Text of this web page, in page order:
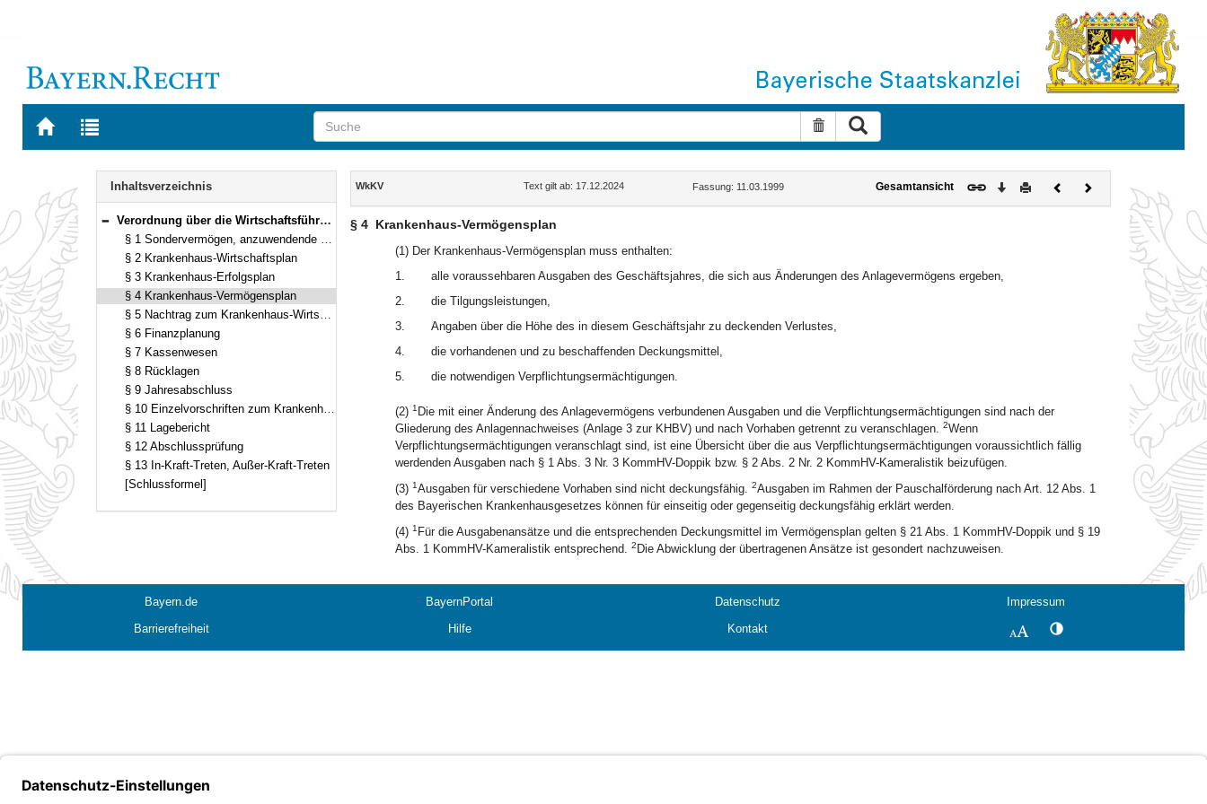
Zur
BAYERN.RECHT
Zur
letzten
Suche zurücksetzen
Navigation
Inhaltsverzeichnis
Bereich reduzieren
Verordnung über die Wirtschaftsführung der kommunalen Krankenhäuser (WkKV) Vom 11. März 1999 (GVBl. S. 132) BayRS 2023-8-I (§§ 1–13)
§ 1 Sondervermögen, anzuwendende Vorschriften
§ 2 Krankenhaus-Wirtschaftsplan
§ 3 Krankenhaus-Erfolgsplan
§ 4 Krankenhaus-Vermögensplan
§ 5 Nachtrag zum Krankenhaus-Wirtschaftsplan
§ 6 Finanzplanung
§ 7 Kassenwesen
§ 8 Rücklagen
§ 9 Jahresabschluss
§ 10 Einzelvorschriften zum Krankenhaus-Jahresabschluss
§ 11 Lagebericht
§ 12 Abschlussprüfung
§ 13 In-Kraft-Treten, Außer-Kraft-Treten
[Schlussformel]
Inhalt
WkKV Text gilt ab: 17.12.2024 Fassung: 11.03.1999 Gesamtansicht Download
DruckenVorherigesNächstes
Dokument
§ 4 Krankenhaus-Vermögensplan
(1) Der Krankenhaus-Vermögensplan muss enthalten:
1.
alle voraussehbaren Ausgaben des Geschäftsjahres, die sich aus Änderungen des Anlagevermögens ergeben,
2.
die Tilgungsleistungen,
3.
Angaben über die Höhe des in diesem Geschäftsjahr zu deckenden Verlustes,
4.
die vorhandenen und zu beschaffenden Deckungsmittel,
5.
die notwendigen Verpflichtungsermächtigungen.
(2) 1 Die mit einer Änderung des Anlagevermögens verbundenen Ausgaben und die Verpflichtungsermächtigungen sind nach der
Gliederung des Anlagennachweises (Anlage 3 zur KHBV) und nach Vorhaben getrennt zu veranschlagen. 2Wenn
Verpflichtungsermächtigungen veranschlagt sind, ist eine Übersicht über die aus Verpflichtungsermächtigungen voraussichtlich fällig
werdenden Ausgaben nach § 1 Abs. 3 Nr. 3 KommHV-Doppik bzw. § 2 Abs. 2 Nr. 2 KommHV-Kameralistik beizufügen.
(3) 1Ausgaben für verschiedene Vorhaben sind nicht deckungsfähig. 2Ausgaben im Rahmen der Pauschalförderung nach Art. 12 Abs. 1
des Bayerischen Krankenhausgesetzes können für einseitig oder gegenseitig deckungsfähig erklärt werden.
(4) 1 Für die Ausgabenansätze und die entsprechenden Deckungsmittel im Vermögensplan gelten § 21 Abs. 1 KommHV-Doppik und § 19
Abs. 1 KommHV-Kameralistik entsprechend. 2 Die Abwicklung der übertragenen Ansätze ist gesondert nachzuweisen.
Bayern.de BayernPortal Datenschutz
Impressum
Barrierefreiheit
Hilfe Kontakt SchriftgrößeKontrastwechsel